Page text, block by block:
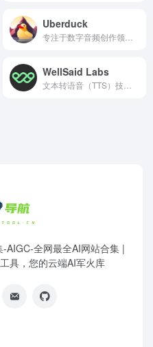
Uberduck
WellSaid Labs
AIGC-全网最全AI网站合集 |
具，您的云端AI军火库